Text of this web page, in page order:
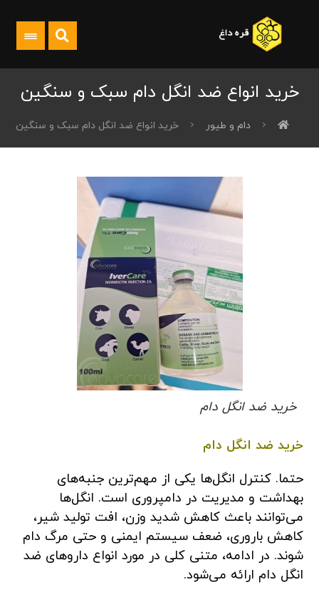
خرید انواع ضد انگل دام سبک و سنگین
دام و طیور خرید انواع ضد انگل دام سبک و سنگین
خرید ضد انگل دام
خرید ضد انگل دام
حتما. کنترل انگل‌ها یکی از مهم‌ترین جنبه‌های
بهداشت و مدیریت در دامپروری است. انگل‌ها
می‌توانند باعث کاهش شدید وزن، افت تولید شیر،
کاهش باروری، ضعف سیستم ایمنی و حتی مرگ دام
شوند. در ادامه، متنی کلی در مورد انواع داروهای ضد
انگل دام ارائه می‌شود.